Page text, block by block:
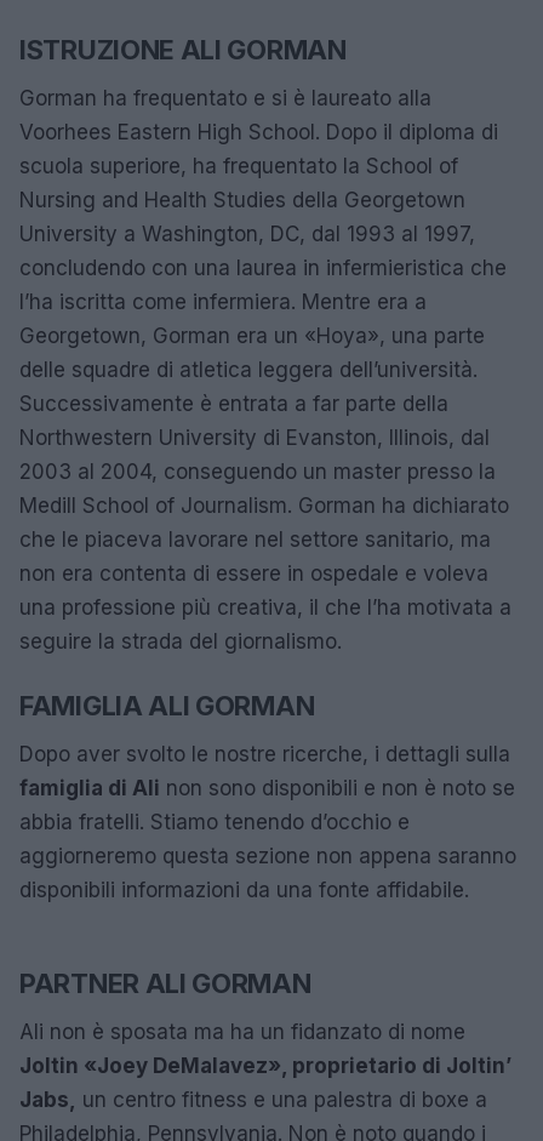
ISTRUZIONE ALI GORMAN
Gorman ha frequentato e si è laureato alla
Voorhees Eastern High School. Dopo il diploma di
scuola superiore, ha frequentato la School of
Nursing and Health Studies della Georgetown
University a Washington, DC, dal 1993 al 1997,
concludendo con una laurea in infermieristica che
l’ha iscritta come infermiera. Mentre era a
Georgetown, Gorman era un «Hoya», una parte
delle squadre di atletica leggera dell’università.
Successivamente è entrata a far parte della
Northwestern University di Evanston, Illinois, dal
2003 al 2004, conseguendo un master presso la
Medill School of Journalism. Gorman ha dichiarato
che le piaceva lavorare nel settore sanitario, ma
non era contenta di essere in ospedale e voleva
una professione più creativa, il che l’ha motivata a
seguire la strada del giornalismo.
FAMIGLIA ALI GORMAN
Dopo aver svolto le nostre ricerche, i dettagli sulla
famiglia di Ali non sono disponibili e non è noto se
abbia fratelli. Stiamo tenendo d’occhio e
aggiorneremo questa sezione non appena saranno
disponibili informazioni da una fonte affidabile.
PARTNER ALI GORMAN
Ali non è sposata ma ha un fidanzato di nome
Joltin «Joey DeMalavez», proprietario di Joltin’
Jabs, un centro fitness e una palestra di boxe a
Philadelphia, Pennsylvania. Non è noto quando i